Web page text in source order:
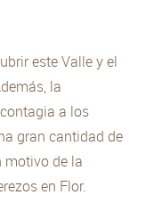
este Valle y el
la
a los
gran cantidad de
motivo de la
en Flor.